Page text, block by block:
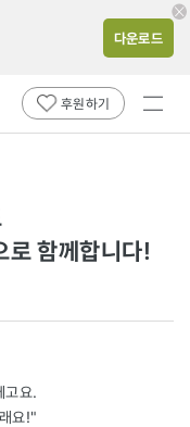
다운로드
후원하기
전체
함께합니다!
고요.
요!"